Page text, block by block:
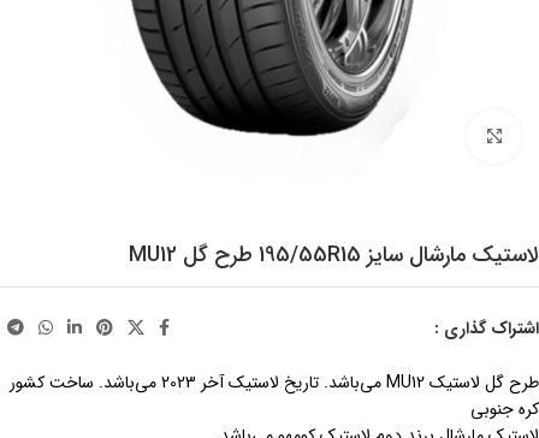
برای بزرگنمایی کلیک کنید
لاستیک مارشال سایز 195/55R15 طرح گل MU12
اشتراک گذاری :
طرح گل لاستیک MU12 می‌باشد. تاریخ لاستیک آخر 2023 می‌باشد. ساخت کشور
کره جنوبی